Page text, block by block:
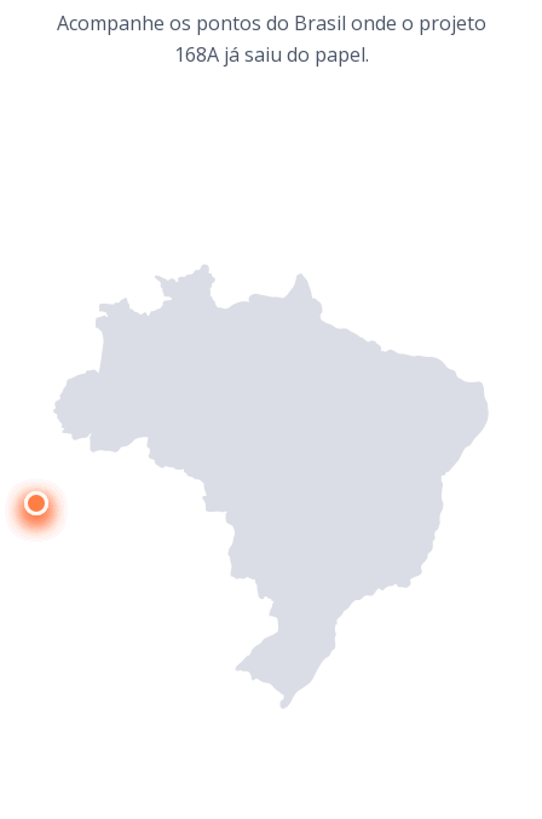
Acompanhe os pontos do Brasil onde o projeto
168A já saiu do papel.